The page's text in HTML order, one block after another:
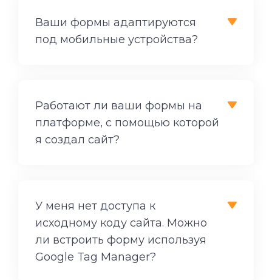
Ваши формы адаптируются
под мобильные устройства?
Работают ли ваши формы на
платформе, с помощью которой
я создал сайт?
У меня нет доступа к
исходному коду сайта. Можно
ли встроить форму используя
Google Tag Manager?